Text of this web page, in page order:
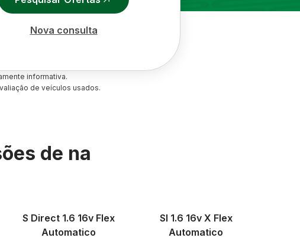
Nova consulta
informativa.
de veículos usados.
de na
S Direct 1.6 16v Flex
Automatico
Sl 1.6 16v X Flex
Automatico